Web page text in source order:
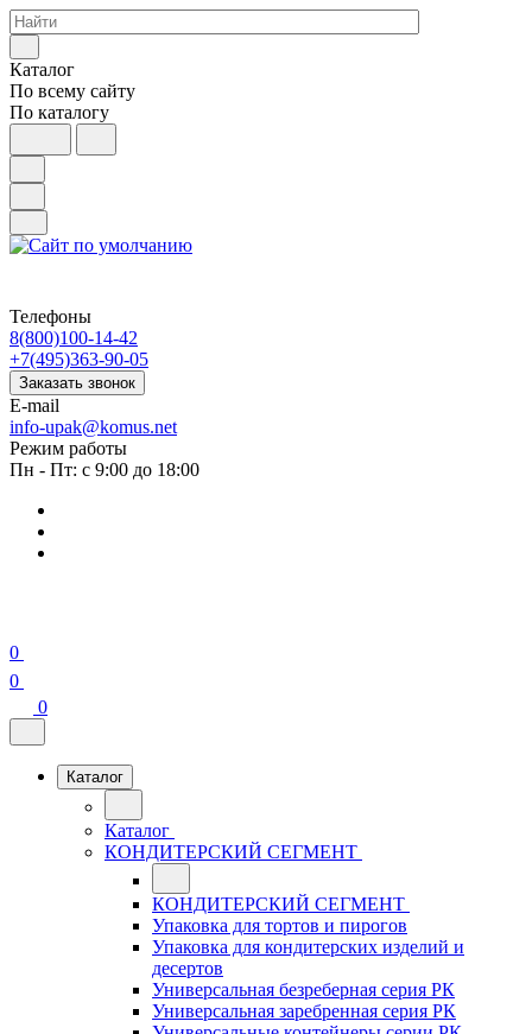
Каталог
По всему сайту
По каталогу
Телефоны
8(800)100-14-42
+7(495)363-90-05
Заказать звонок
E-mail
info-upak@komus.net
Режим работы
Пн - Пт: с 9:00 до 18:00
0
0
0
Каталог
Каталог
КОНДИТЕРСКИЙ СЕГМЕНТ
КОНДИТЕРСКИЙ СЕГМЕНТ
Упаковка для тортов и пирогов
Упаковка для кондитерских изделий и
десертов
Универсальная безреберная серия РК
Универсальная заребренная серия РК